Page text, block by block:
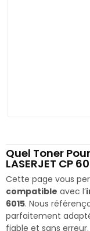
Quel Toner
LASERJET CP
Cette page vous
compatible avec l’
6015. Nous
parfaitement
fiable et sans erreur.